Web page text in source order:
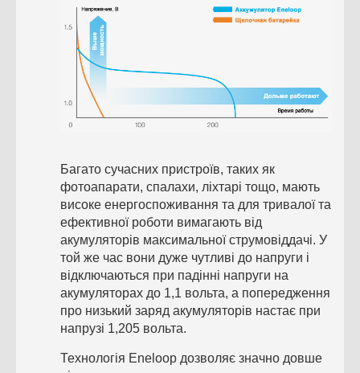
Багато сучасних пристроїв, таких як
фотоапарати, спалахи, ліхтарі тощо, мають
високе енергоспоживання та для тривалої та
ефективної роботи вимагають від
акумуляторів максимальної струмовіддачі. У
той же час вони дуже чутливі до напруги і
відключаються при падінні напруги на
акумуляторах до 1,1 вольта, а попередження
про низький заряд акумуляторів настає при
напрузі 1,205 вольта.
Технологія Eneloop дозволяє значно довше